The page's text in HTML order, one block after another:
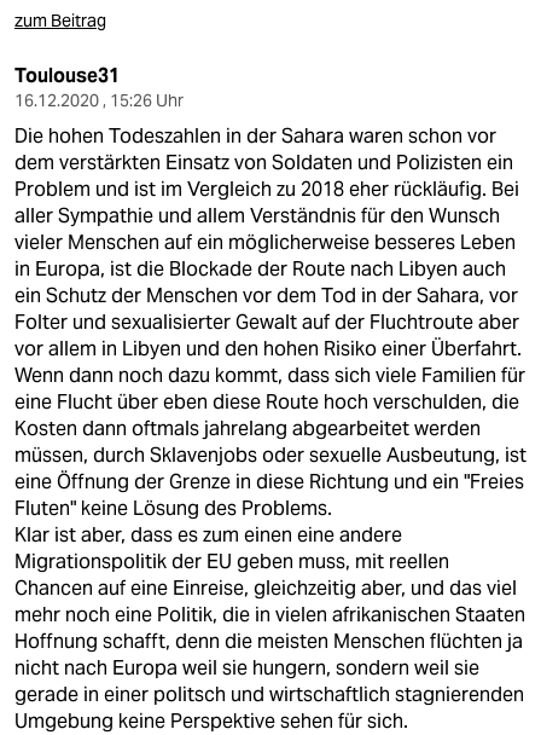
zum Beitrag
Toulouse31
16.12.2020 , 15:26 Uhr
Die hohen Todeszahlen in der Sahara waren schon vor
dem verstärkten Einsatz von Soldaten und Polizisten ein
Problem und ist im Vergleich zu 2018 eher rückläufig. Bei
aller Sympathie und allem Verständnis für den Wunsch
vieler Menschen auf ein möglicherweise besseres Leben
in Europa, ist die Blockade der Route nach Libyen auch
ein Schutz der Menschen vor dem Tod in der Sahara, vor
Folter und sexualisierter Gewalt auf der Fluchtroute aber
vor allem in Libyen und den hohen Risiko einer Überfahrt.
Wenn dann noch dazu kommt, dass sich viele Familien für
eine Flucht über eben diese Route hoch verschulden, die
Kosten dann oftmals jahrelang abgearbeitet werden
müssen, durch Sklavenjobs oder sexuelle Ausbeutung, ist
eine Öffnung der Grenze in diese Richtung und ein "Freies
Fluten" keine Lösung des Problems.
Klar ist aber, dass es zum einen eine andere
Migrationspolitik der EU geben muss, mit reellen
Chancen auf eine Einreise, gleichzeitig aber, und das viel
mehr noch eine Politik, die in vielen afrikanischen Staaten
Hoffnung schafft, denn die meisten Menschen flüchten ja
nicht nach Europa weil sie hungern, sondern weil sie
gerade in einer politsch und wirtschaftlich stagnierenden
Umgebung keine Perspektive sehen für sich.